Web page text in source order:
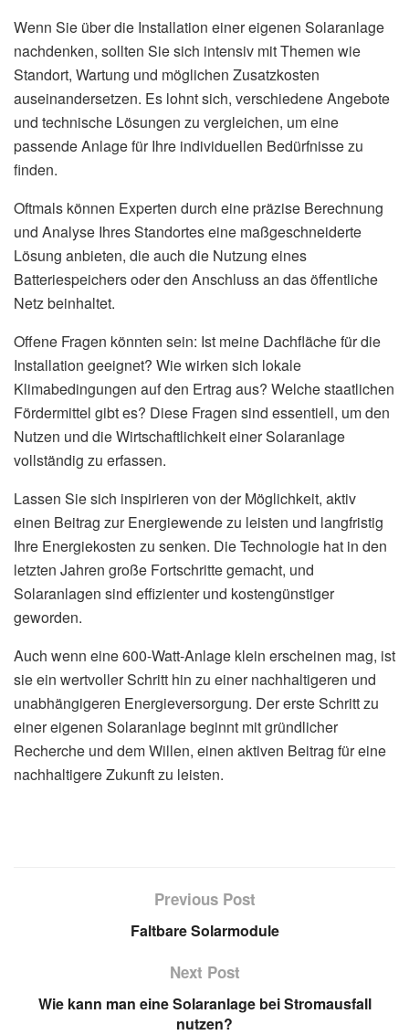
Wenn Sie über die Installation einer eigenen Solaranlage
nachdenken, sollten Sie sich intensiv mit Themen wie
Standort, Wartung und möglichen Zusatzkosten
auseinandersetzen. Es lohnt sich, verschiedene Angebote
und technische Lösungen zu vergleichen, um eine
passende Anlage für Ihre individuellen Bedürfnisse zu
finden.
Oftmals können Experten durch eine präzise Berechnung
und Analyse Ihres Standortes eine maßgeschneiderte
Lösung anbieten, die auch die Nutzung eines
Batteriespeichers oder den Anschluss an das öffentliche
Netz beinhaltet.
Offene Fragen könnten sein: Ist meine Dachfläche für die
Installation geeignet? Wie wirken sich lokale
Klimabedingungen auf den Ertrag aus? Welche staatlichen
Fördermittel gibt es? Diese Fragen sind essentiell, um den
Nutzen und die Wirtschaftlichkeit einer Solaranlage
vollständig zu erfassen.
Lassen Sie sich inspirieren von der Möglichkeit, aktiv
einen Beitrag zur Energiewende zu leisten und langfristig
Ihre Energiekosten zu senken. Die Technologie hat in den
letzten Jahren große Fortschritte gemacht, und
Solaranlagen sind effizienter und kostengünstiger
geworden.
Auch wenn eine 600-Watt-Anlage klein erscheinen mag, ist
sie ein wertvoller Schritt hin zu einer nachhaltigeren und
unabhängigeren Energieversorgung. Der erste Schritt zu
einer eigenen Solaranlage beginnt mit gründlicher
Recherche und dem Willen, einen aktiven Beitrag für eine
nachhaltigere Zukunft zu leisten.
Previous Post
Faltbare Solarmodule
Next Post
Wie kann man eine Solaranlage bei Stromausfall
nutzen?